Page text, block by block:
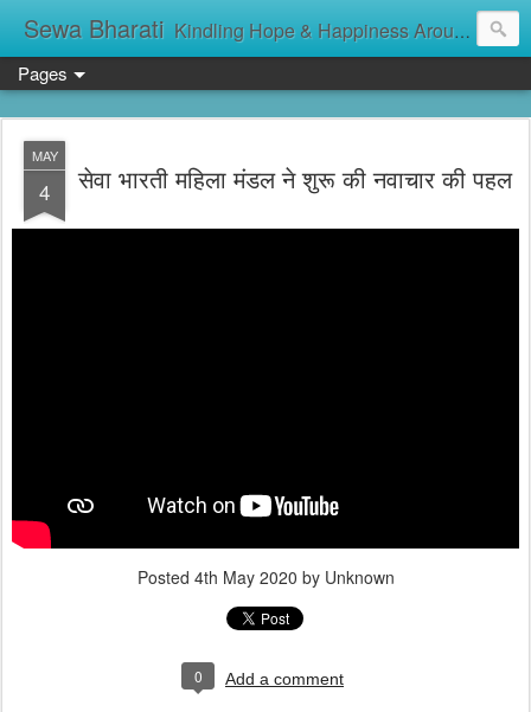
Sewa Bharati Kindling Hope & Happiness Around सेवा भारती சேவாபாரதி సేవా భారతి സേവാഭാരതി સેવા ભારતી সেবা ভাঁরাটি
Pages
MAY
4 सेवा भारती महिला मंडल ने शुरू की नवाचार की पहल
Posted 4th May 2020 by Unknown
0 Add a comment